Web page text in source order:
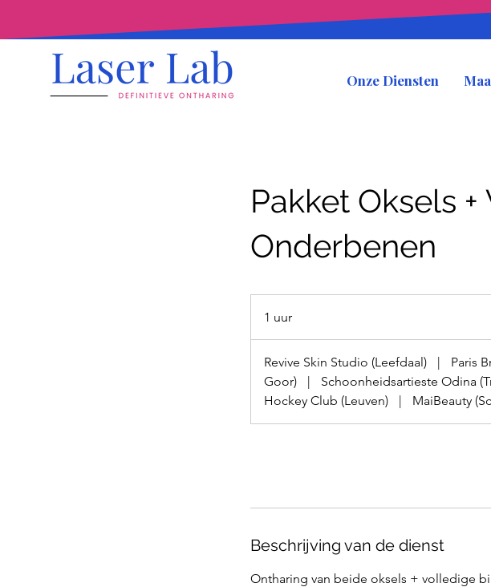
Onze Diensten
Pakket Oksels +
Onderbenen
1 uur
u
Revive Skin Studio (Leefdaal) | Paris
Goor)
| Schoonheidsartieste Odina
Hockey Club (Leuven)
| MaiBeauty
Beschrijving van de dienst
Ontharing van beide oksels + volledige